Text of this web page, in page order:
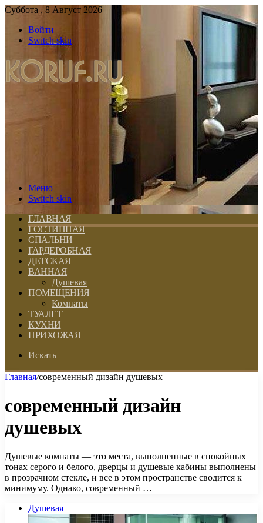
Суббота , 8 Август 2026
Войти
Switch skin
Меню
Switch skin
ГЛАВНАЯ
ГОСТИННАЯ
СПАЛЬНИ
ГАРДЕРОБНАЯ
ДЕТСКАЯ
ВАННАЯ
Душевая
ПОМЕЩЕНИЯ
Комнаты
ТУАЛЕТ
КУХНИ
ПРИХОЖАЯ
Искать
Главная/современный дизайн душевых
современный дизайн
душевых
Душевые комнаты — это места, выполненные в спокойных
тонах серого и белого, дверцы и душевые кабины выполнены
в прозрачном стекле, и все в этом пространстве сводится к
минимуму. Однако, современный …
Душевая